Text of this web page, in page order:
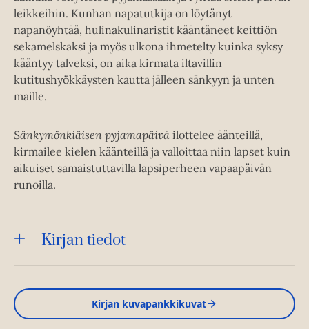
leikkeihin. Kunhan napatutkija on löytänyt
napanöyhtää, hulinakulinaristit kääntäneet keittiön
sekamelskaksi ja myös ulkona ihmetelty kuinka syksy
kääntyy talveksi, on aika kirmata iltavillin
kutitushyökkäysten kautta jälleen sänkyyn ja unten
maille.
Sänkymönkiäisen pyjamapäivä ilottelee äänteillä,
kirmailee kielen käänteillä ja valloittaa niin lapset kuin
aikuiset samaistuttavilla lapsiperheen vapaapäivän
runoilla.
Kirjan tiedot
Kirjan kuvapankkikuvat